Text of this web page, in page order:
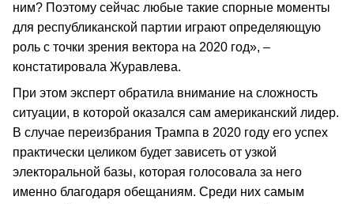
ним? Поэтому сейчас любые такие спорные моменты
для республиканской партии играют определяющую
роль с точки зрения вектора на 2020 год», –
констатировала Журавлева.
При этом эксперт обратила внимание на сложность
ситуации, в которой оказался сам американский лидер.
В случае переизбрания Трампа в 2020 году его успех
практически целиком будет зависеть от узкой
электоральной базы, которая голосовала за него
именно благодаря обещаниям. Среди них самым